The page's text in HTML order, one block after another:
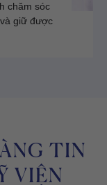
chăm sóc
giữ được
TIN
VIỆN